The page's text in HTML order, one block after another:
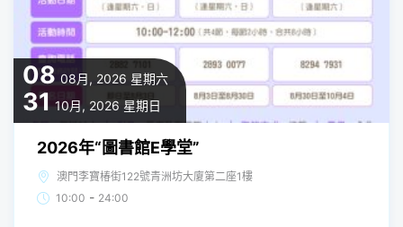
08 08月, 2026 星期六
31 10月, 2026 星期日
2026年“圖書館E學堂”
澳門李寶椿街122號青洲坊大廈第二座1樓
10:00 - 24:00